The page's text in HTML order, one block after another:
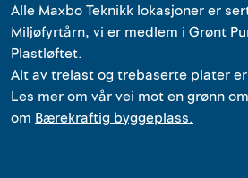
Alle Maxbo Teknikk lokasjonerer
Miljøfyrtårn, vi er medlem i Grønt
Plastløftet.
Alt av trelast og trebaserte plater
Les mer om vår vei mot en grønn
om Bærekraftig byggeplass.